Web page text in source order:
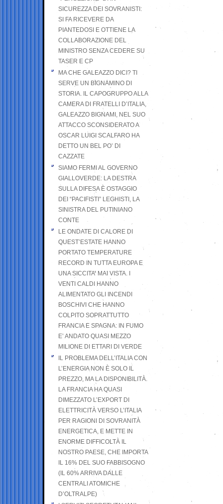
SICUREZZA DEI SOVRANISTI:
SI FA RICEVERE DA
PIANTEDOSI E OTTIENE LA
COLLABORAZIONE DEL
MINISTRO SENZA CEDERE SU
TASER E CP
MA CHE GALEAZZO DICI? TI
SERVE UN BIGNAMINO DI
STORIA. IL CAPOGRUPPO ALLA
CAMERA DI FRATELLI D’ITALIA,
GALEAZZO BIGNAMI, NEL SUO
ATTACCO SCONSIDERATO A
OSCAR LUIGI SCALFARO HA
DETTO UN BEL PO’ DI
CAZZATE
SIAMO FERMI AL GOVERNO
GIALLOVERDE: LA DESTRA
SULLA DIFESA È OSTAGGIO
DEI “PACIFISTI” LEGHISTI, LA
SINISTRA DEL PUTINIANO
CONTE
LE ONDATE DI CALORE DI
QUEST’ESTATE HANNO
PORTATO TEMPERATURE
RECORD IN TUTTA EUROPA E
UNA SICCITA’ MAI VISTA. I
VENTI CALDI HANNO
ALIMENTATO GLI INCENDI
BOSCHIVI CHE HANNO
COLPITO SOPRATTUTTO
FRANCIA E SPAGNA: IN FUMO
E’ ANDATO QUASI MEZZO
MILIONE DI ETTARI DI VERDE
IL PROBLEMA DELL’ITALIA CON
L’ENERGIA NON È SOLO IL
PREZZO, MA LA DISPONIBILITÀ.
LA FRANCIA HA QUASI
DIMEZZATO L’EXPORT DI
ELETTRICITÀ VERSO L’ITALIA
PER RAGIONI DI SOVRANITÀ
ENERGETICA, E METTE IN
ENORME DIFFICOLTÀ IL
NOSTRO PAESE, CHE IMPORTA
IL 16% DEL SUO FABBISOGNO
(IL 60% ARRIVA DALLE
CENTRALI ATOMICHE
D’OLTRALPE)